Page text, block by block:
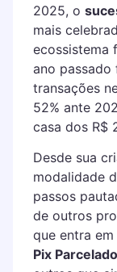
2025, o
mais
ecossistema
ano passado
transações
52% ante
casa dos R$
Desde sua
modalidade
passos
de outros
que entra
Pix Parcelado